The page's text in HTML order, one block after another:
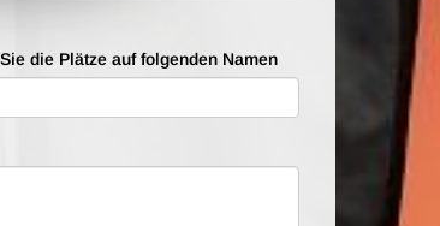
die Plätze auf folgenden Namen